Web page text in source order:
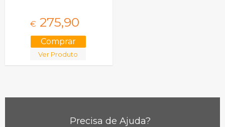
€ 275,90
Ver Produto
Precisa de Ajuda?